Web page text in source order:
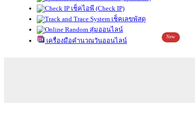
เช็คไอพี (Check IP)
เช็คเลขพัสดุ
สุ่มออนไลน์
เครื่องมือคำนวณวันออนไลน์
New